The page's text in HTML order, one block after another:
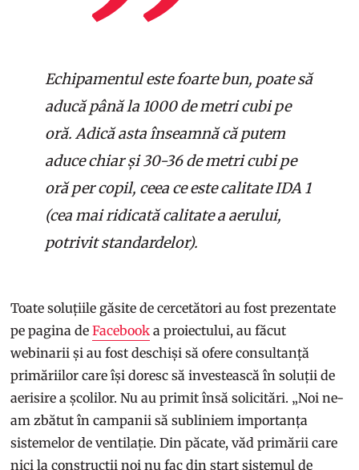
Echipamentul este foarte bun, poate să
aducă până la 1000 de metri cubi pe
oră. Adică asta înseamnă că putem
aduce chiar și 30-36 de metri cubi pe
oră per copil, ceea ce este calitate IDA 1
(cea mai ridicată calitate a aerului,
potrivit standardelor).
Toate soluțiile găsite de cercetători au fost prezentate
pe pagina deFacebook a proiectului, au făcut
webinarii și au fost deschiși să ofere consultanță
primăriilor care își doresc să investească în soluții de
aerisire a școlilor. Nu au primit însă solicitări. „Noi ne-
am zbătut în campanii să subliniem importanța
sistemelor de ventilație. Din păcate, văd primării care
nici la construcții noi nu fac din start sistemul de